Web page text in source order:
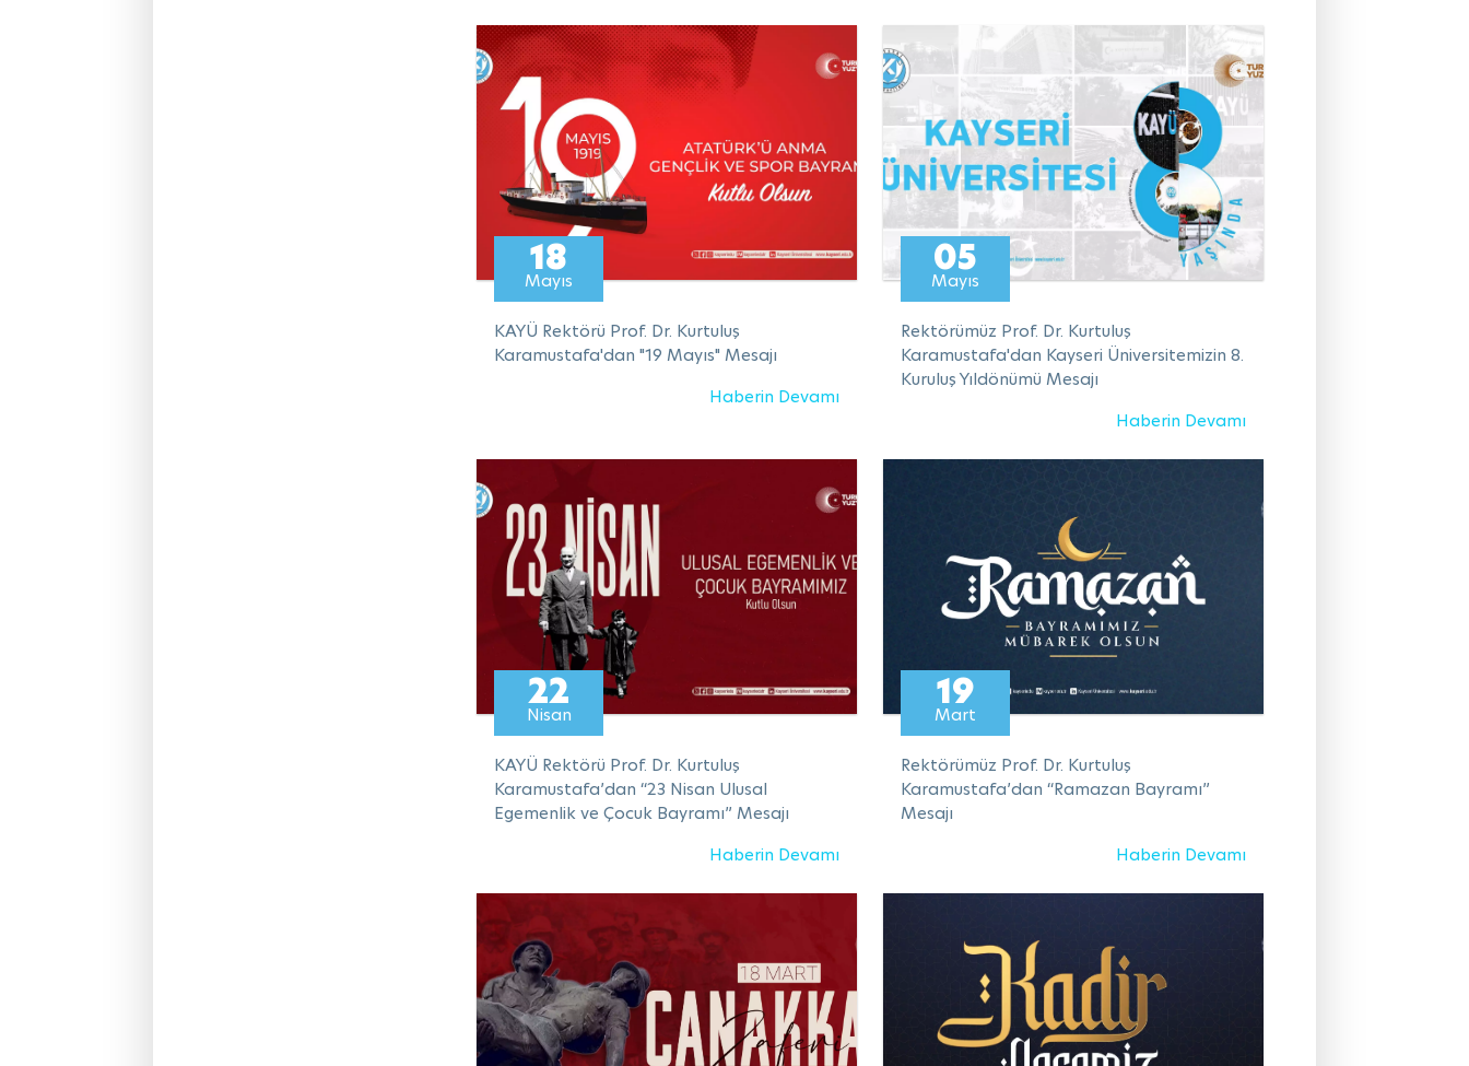
18
Mayıs
KAYÜ Rektörü Prof. Dr. Kurtuluş
Karamustafa'dan "19 Mayıs" Mesajı
Haberin Devamı
05
Mayıs
Rektörümüz Prof. Dr. Kurtuluş
Karamustafa'dan Kayseri Üniversitemizin 8.
Kuruluş Yıldönümü Mesajı
Haberin Devamı
22
Nisan
KAYÜ Rektörü Prof. Dr. Kurtuluş
Karamustafa’dan “23 Nisan Ulusal
Egemenlik ve Çocuk Bayramı” Mesajı
Haberin Devamı
19
Mart
Rektörümüz Prof. Dr. Kurtuluş
Karamustafa’dan “Ramazan Bayramı”
Mesajı
Haberin Devamı